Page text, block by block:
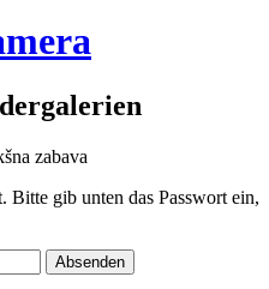
Bitte gib unten das Passwort ein,